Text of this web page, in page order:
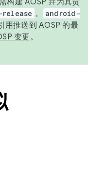
构建 AOSP 并为其贡
。
android-
用推送到 AOSP 的最
变更。